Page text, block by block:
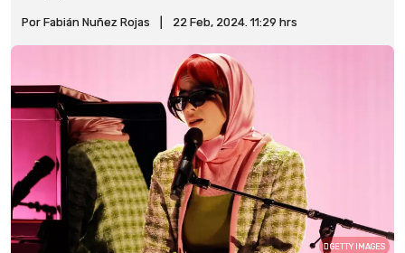
Por Fabián Nuñez Rojas 22 Feb, 2024. 11:29 hrs
GETTY IMAGES